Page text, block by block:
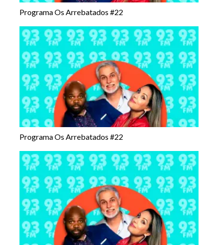
Programa Os Arrebatados #22
Programa Os Arrebatados #22